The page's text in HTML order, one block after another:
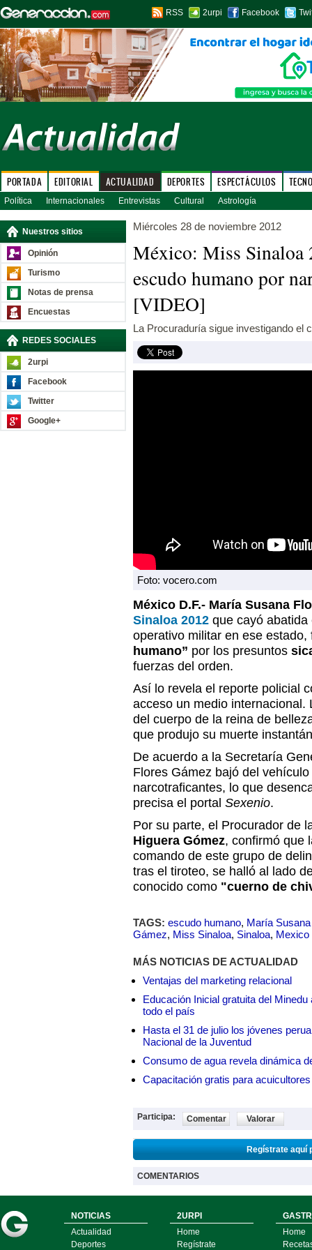
RSS 2urpi Facebook
PORTADA EDITORIAL ACTUALIDAD DEPORTES ESPECTÁCULOS
Política Internacionales Entrevistas Cultural Astrología
Nuestros sitios
Opinión
Turismo
Notas de prensa
Encuestas
REDES SOCIALES
2urpi
Facebook
Twitter
Google+
Miércoles 28 de noviembre 2012
México: Miss Sinaloa
escudo humano por
[VIDEO]
La Procuraduría sigue investigando el
Foto: vocero.com
México D.F.- María Susana
Sinaloa 2012 que cayó
operativo militar en ese
humano” por los presuntos
fuerzas del orden.
Así lo revela el reporte policial
acceso un medio
del cuerpo de la reina de
que produjo su muerte
De acuerdo a la Secretaría
Flores Gámez bajó del
narcotraficantes, lo que
precisa el portal Sexenio.
Por su parte, el Procurador de
Higuera Gómez, confirmó que
comando de este grupo de
tras el tiroteo, se halló al lado
conocido como "cuerno de
TAGS: escudo humano, María
Gámez, Miss Sinaloa, Sinaloa, Mexico
MÁS NOTICIAS DE ACTUALIDAD
Ventajas del marketing relacional
Educación Inicial gratuita del
todo el país
Hasta el 31 de julio los jóvenes
Nacional de la Juventud
Consumo de agua revela dinámica
Capacitación gratis para
Participa: Comentar Valorar
Regístrate aquí
COMENTARIOS
NOTICIAS
Actualidad
Deportes
2URPI
Home
Regístrate
Home